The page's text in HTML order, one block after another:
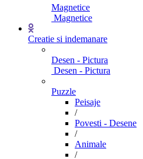
Magnetice
Magnetice
Creatie si indemanare
Desen - Pictura
Desen - Pictura
Puzzle
Peisaje
/
Povesti - Desene
/
Animale
/